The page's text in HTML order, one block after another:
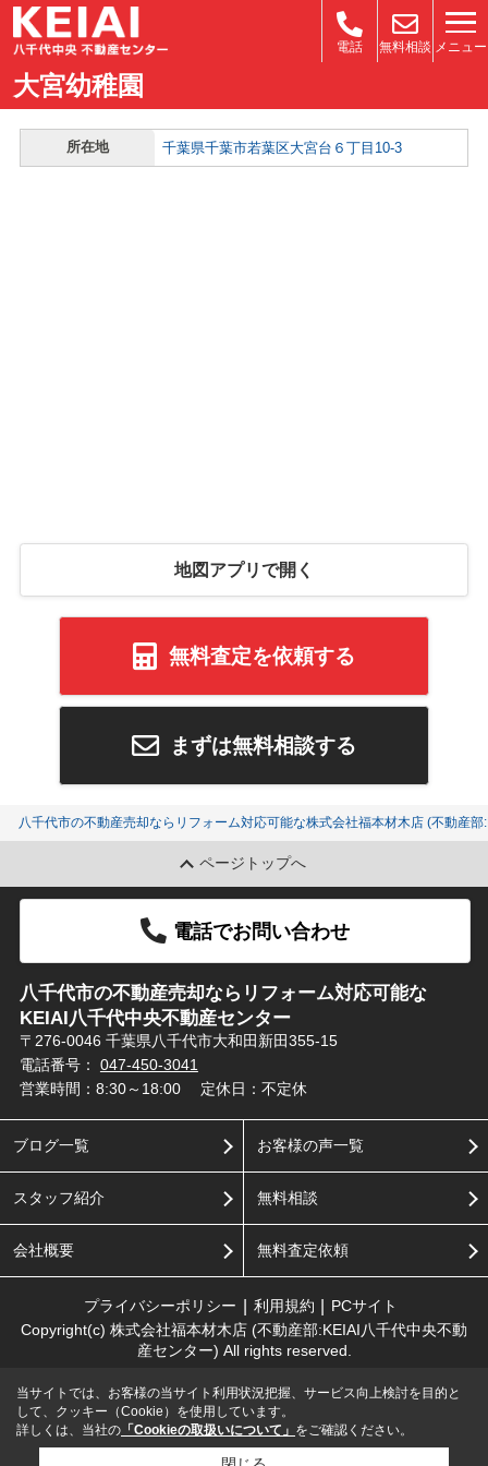
電話 無料相談 メニュー
大宮幼稚園
所在地 千葉県千葉市若葉区大宮台６丁目10-3
地図アプリで開く
無料査定を依頼する
まずは無料相談する
八千代市の不動産売却ならリフォーム対応可能な株式会社福本材木店 (不動産
ページトップへ
電話でお問い合わせ
八千代市の不動産売却ならリフォーム対応可能な
KEIAI八千代中央不動産センター
〒276-0046 千葉県八千代市大和田新田355-15
電話番号： 047-450-3041
営業時間：8:30～18:00
定休日：不定休
ブログ一覧
スタッフ紹介
会社概要
お客様の声一覧
無料相談
無料査定依頼
プライバシーポリシー 利用規約
PCサイト
Copyright(c) 株式会社福本材木店 (不動産部:KEIAI八千代中央不動
産センター) All rights reserved.
当サイトでは、お客様の当サイト利用状況把握、サービス向上検討を目的と
して、クッキー（Cookie）を使用しています。
詳しくは、当社の 「Cookieの取扱いについて」 をご確認ください。